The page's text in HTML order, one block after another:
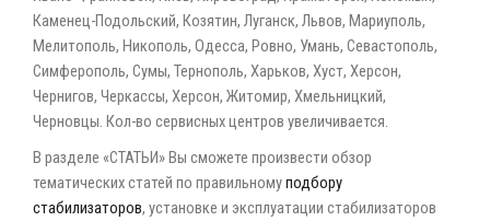
Каменец-Подольский, Козятин, Луганск, Львов, Мариуполь,
Мелитополь, Никополь, Одесса, Ровно, Умань, Севастополь,
Симферополь, Сумы, Тернополь, Харьков, Хуст, Херсон,
Чернигов, Черкассы, Херсон, Житомир, Хмельницкий,
Черновцы. Кол-во сервисных центров увеличивается.
В разделе «СТАТЬИ» Вы сможете произвести обзор
тематических статей по правильномуподбору
стабилизаторов, установке и эксплуатации стабилизаторов